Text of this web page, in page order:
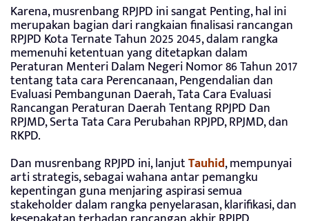
Karena, musrenbang RPJPD ini sangat Penting, hal ini
merupakan bagian dari rangkaian finalisasi rancangan
RPJPD Kota Ternate Tahun 2025 2045, dalam rangka
memenuhi ketentuan yang ditetapkan dalam
Peraturan Menteri Dalam Negeri Nomor 86 Tahun 2017
tentang tata cara Perencanaan, Pengendalian dan
Evaluasi Pembangunan Daerah, Tata Cara Evaluasi
Rancangan Peraturan Daerah Tentang RPJPD Dan
RPJMD, Serta Tata Cara Perubahan RPJPD, RPJMD, dan
RKPD.
Dan musrenbang RPJPD ini, lanjutTauhid, mempunyai
arti strategis, sebagai wahana antar pemangku
kepentingan guna menjaring aspirasi semua
stakeholder dalam rangka penyelarasan, klarifikasi, dan